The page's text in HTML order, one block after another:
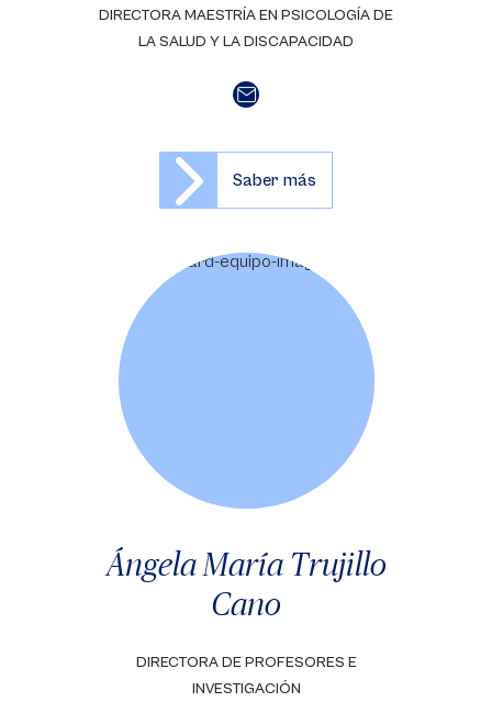
DIRECTORA MAESTRÍA EN PSICOLOGÍA DE
LA SALUD Y LA DISCAPACIDAD
Saber más
Ángela María Trujillo
Cano
DIRECTORA DE PROFESORES E
INVESTIGACIÓN